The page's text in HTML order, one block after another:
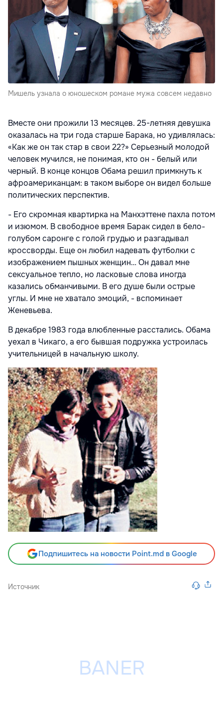
Мишель узнала о юношеском романе мужа совсем недавно
Вместе они прожили 13 месяцев. 25-летняя девушка
оказалась на три года старше Барака, но удивлялась:
«Как же он так стар в свои 22?» Серьезный молодой
человек мучился, не понимая, кто он - белый или
черный. В конце концов Обама решил примкнуть к
афроамериканцам: в таком выборе он видел больше
политических перспектив.
- Его скромная квартирка на Манхэттене пахла потом
и изюмом. В свободное время Барак сидел в бело-
голубом саронге с голой грудью и разгадывал
кроссворды. Еще он любил надевать футболки с
изображением пышных женщин… Он давал мне
сексуальное тепло, но ласковые слова иногда
казались обманчивыми. В его душе были острые
углы. И мне не хватало эмоций, - вспоминает
Женевьева.
В декабре 1983 года влюбленные расстались. Обама
уехал в Чикаго, а его бывшая подружка устроилась
учительницей в начальную школу.
Подпишитесь на новости Point.md в Google
Источник